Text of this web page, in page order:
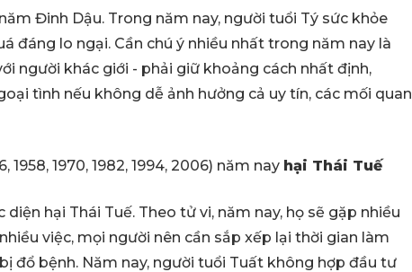
Đinh Dậu. Trong năm nay, người tuổi Tý sức khỏe
đáng lo ngại. Cần chú ý nhiều nhất trong năm nay là
người khác giới - phải giữ khoảng cách nhất định,
tình nếu không dễ ảnh hưởng cả uy tín, các mối quan
1958, 1970, 1982, 1994, 2006) năm nay hại Thái Tuế
hại Thái Tuế. Theo tử vi, năm nay, họ sẽ gặp nhiều
việc, mọi người nên cần sắp xếp lại thời gian làm
đổ bệnh. Năm nay, người tuổi Tuất không hợp đầu tư